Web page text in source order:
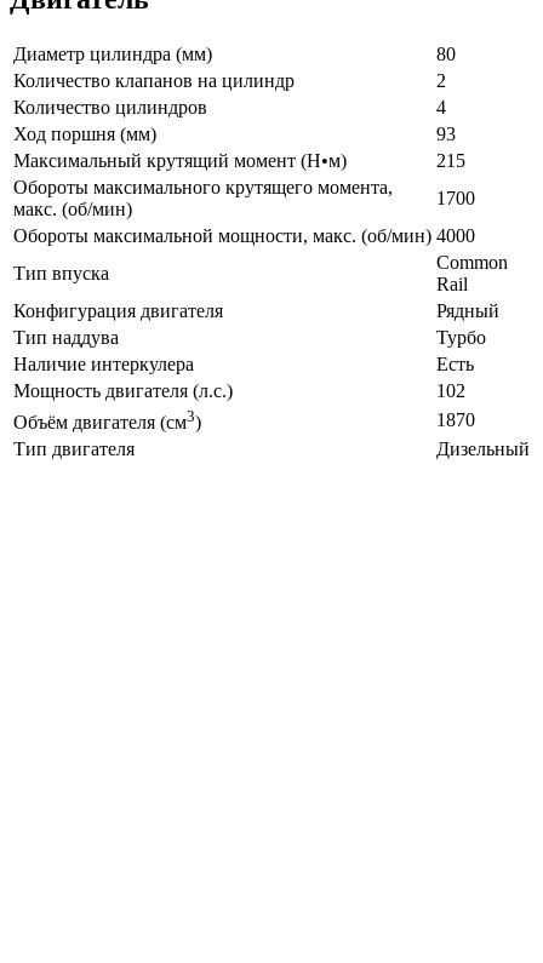
Диаметр цилиндра (мм)
80
Количество клапанов на цилиндр
2
Количество цилиндров
4
Ход поршня (мм)
93
Максимальный крутящий момент (Н•м)
215
Обороты максимального крутящего момента,
макс. (об/мин)
1700
Обороты максимальной мощности, макс. (об/мин) 4000
Тип впуска
Common
Rail
Конфигурация двигателя
Рядный
Тип наддува
Турбо
Наличие интеркулера
Есть
Мощность двигателя (л.с.)
102
Объём двигателя (см3)
1870
Тип двигателя
Дизельный